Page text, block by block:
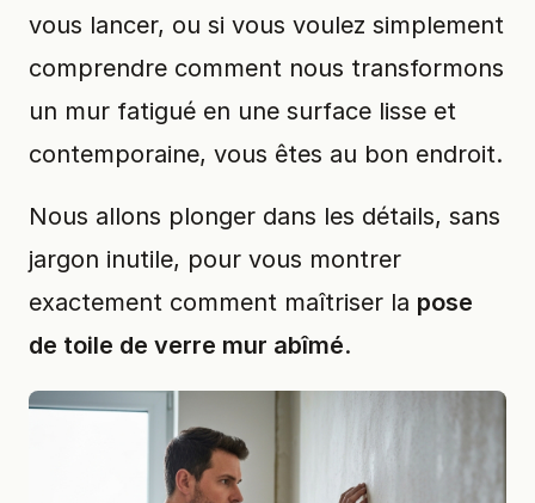
vous lancer, ou si vous voulez simplement
comprendre comment nous transformons
un mur fatigué en une surface lisse et
contemporaine, vous êtes au bon endroit.
Nous allons plonger dans les détails, sans
jargon inutile, pour vous montrer
exactement comment maîtriser la pose
de toile de verre mur abîmé.